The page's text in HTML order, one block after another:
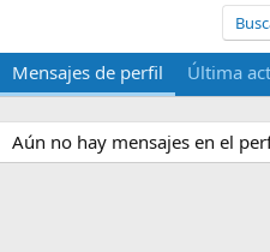
Mensajes de perfil Última
Aún no hay mensajes en el